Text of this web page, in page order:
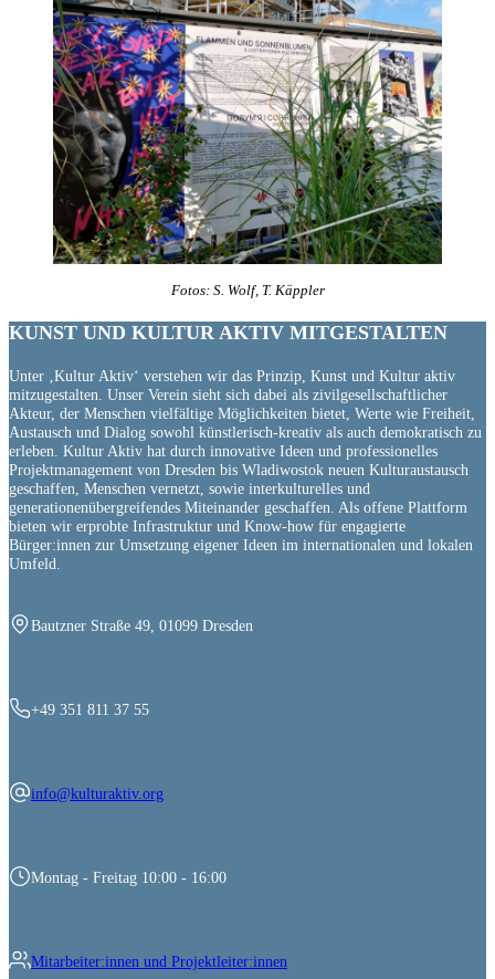
Fotos: S. Wolf, T. Käppler
KUNST UND KULTUR AKTIV MITGESTALTEN
Unter ‚Kultur Aktiv‘ verstehen wir das Prinzip, Kunst und Kultur aktiv
mitzugestalten. Unser Verein sieht sich dabei als zivilgesellschaftlicher
Akteur, der Menschen vielfältige Möglichkeiten bietet, Werte wie Freiheit,
Austausch und Dialog sowohl künstlerisch-kreativ als auch demokratisch zu
erleben. Kultur Aktiv hat durch innovative Ideen und professionelles
Projektmanagement von Dresden bis Wladiwostok neuen Kulturaustausch
geschaffen, Menschen vernetzt, sowie interkulturelles und
generationenübergreifendes Miteinander geschaffen. Als offene Plattform
bieten wir erprobte Infrastruktur und Know-how für engagierte
Bürger:innen zur Umsetzung eigener Ideen im internationalen und lokalen
Umfeld.
Bautzner Straße 49, 01099 Dresden
+49 351 811 37 55
info@kulturaktiv.org
Montag - Freitag 10:00 - 16:00
Mitarbeiter:innen und Projektleiter:innen